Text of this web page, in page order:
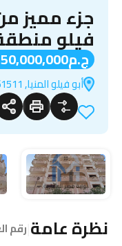
جزء مميز
فيلو
ج.م50,000,000 ال 4 محلات + 8 شقق
أبو فيلو المنيا, 61511, مصر
نظرة عامة رقم